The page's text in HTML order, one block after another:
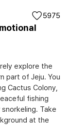
5975
explore the
part of Jeju. You
Cactus Colony,
fishing
Take
at the